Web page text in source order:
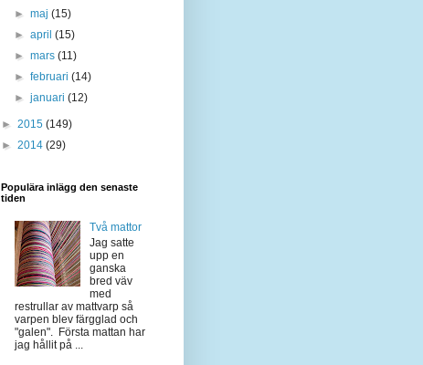
►maj(15)
►april(15)
►mars(11)
►februari(14)
►januari(12)
► 2015 (149)
► 2014 (29)
Populära inlägg den senaste
tiden
Två mattor
Jag satte
upp en
ganska
bred väv
med
restrullar av mattvarp så
varpen blev färgglad och
"galen". Första mattan har
jag hållit på ...